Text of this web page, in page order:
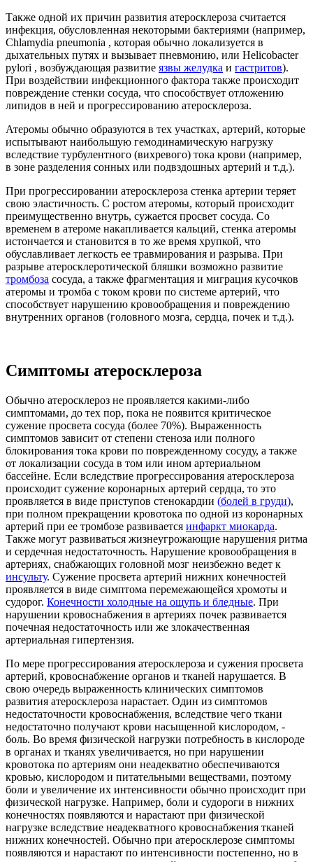
Также одной их причин развития атеросклероза считается
инфекция, обусловленная некоторыми бактериями (например,
Chlamydia pneumonia , которая обычно локализуется в
дыхательных путях и вызывает пневмонию, или Helicobacter
pylori , возбуждающая развитие язвы желудка и гастритов).
При воздействии инфекционного фактора также происходит
повреждение стенки сосуда, что способствует отложению
липидов в ней и прогрессированию атеросклероза.
Атеромы обычно образуются в тех участках, артерий, которые
испытывают наибольшую гемодинамическую нагрузку
вследствие турбулентного (вихревого) тока крови (например,
в зоне разделения сонных или подвздошных артерий и т.д.).
При прогрессировании атеросклероза стенка артерии теряет
свою эластичность. С ростом атеромы, который происходит
преимущественно внутрь, сужается просвет сосуда. Со
временем в атероме накапливается кальций, стенка атеромы
истончается и становится в то же время хрупкой, что
обуславливает легкость ее травмирования и разрыва. При
разрыве атеросклеротической бляшки возможно развитие
тромбоза сосуда, а также фрагментация и миграция кусочков
атеромы и тромба с током крови по системе артерий, что
способствует нарушению кровообращения и повреждению
внутренних органов (головного мозга, сердца, почек и т.д.).
Симптомы атеросклероза
Обычно атеросклероз не проявляется какими-либо
симптомами, до тех пор, пока не появится критическое
сужение просвета сосуда (более 70%). Выраженность
симптомов зависит от степени стеноза или полного
блокирования тока крови по поврежденному сосуду, а также
от локализации сосуда в том или ином артериальном
бассейне. Если вследствие прогрессирования атеросклероза
происходит сужение коронарных артерий сердца, то это
проявляется в виде приступов стенокардии (болей в груди),
при полном прекращении кровотока по одной из коронарных
артерий при ее тромбозе развивается инфаркт миокарда.
Также могут развиваться жизнеугрожающие нарушения ритма
и сердечная недостаточность. Нарушение кровообращения в
артериях, снабжающих головной мозг неизбежно ведет к
инсульту. Сужение просвета артерий нижних конечностей
проявляется в виде симптома перемежающейся хромоты и
судорог. Конечности холодные на ощупь и бледные. При
нарушении кровоснабжения в артериях почек развивается
почечная недостаточность или же злокачественная
артериальная гипертензия.
По мере прогрессирования атеросклероза и сужения просвета
артерий, кровоснабжение органов и тканей нарушается. В
свою очередь выраженность клинических симптомов
развития атеросклероза нарастает. Один из симптомов
недостаточности кровоснабжения, вследствие чего ткани
недостаточно получают крови насыщенной кислородом, -
боль. Во время физической нагрузки потребность в кислороде
в органах и тканях увеличивается, но при нарушении
кровотока по артериям они неадекватно обеспечиваются
кровью, кислородом и питательными веществами, поэтому
боли и увеличение их интенсивности обычно происходит при
физической нагрузке. Например, боли и судороги в нижних
конечностях появляются и нарастают при физической
нагрузке вследствие неадекватного кровоснабжения тканей
нижних конечностей. Обычно при атеросклерозе симптомы
появляются и нарастают по интенсивности постепенно, но в